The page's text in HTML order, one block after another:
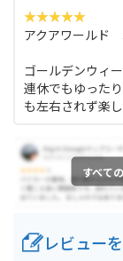
アクアワールド
ゴールデンウィ
連休でもゆった
も左右されず楽
すべて
レビュー